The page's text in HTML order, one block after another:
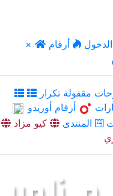
×
أرقام
مقفولة تكرار
أرقام أوريدو
المنتدى
كيو مزاد